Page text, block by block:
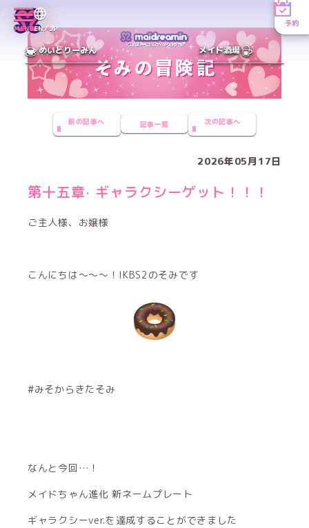
MENUEN／JP
予約
めいどりーみん メイド酒場
前の記事へ 記事一覧 次の記事へ
2026年05月17日
第十五章· ギャラクシーゲット！！！
ご主人様、お嬢様
こんにちは～～～！IKBS2のそみです
#みそからきたそみ
なんと今回…！
メイドちゃん進化 新ネームプレート
ギャラクシーver.を達成することができました